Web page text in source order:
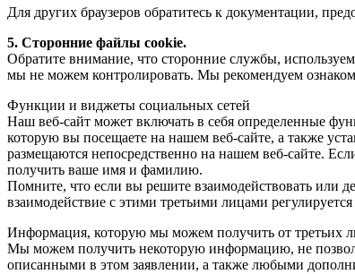
Для других браузеров обратитесь к документации,
5. Сторонние файлы cookie.
Обратите внимание, что сторонние службы,
мы не можем контролировать. Мы рекомендуем
Функции и виджеты социальных сетей
Наш веб-сайт может включать в себя определенные
которую вы посещаете на нашем веб-сайте, а также
размещаются непосредственно на нашем веб-сайте.
получить ваше имя и фамилию.
Помните, что если вы решите взаимодействовать или
взаимодействие с этими третьими лицами
Информация, которую мы можем получить от третьих
Мы можем получить некоторую информацию, не
описанными в этом заявлении, а также любыми